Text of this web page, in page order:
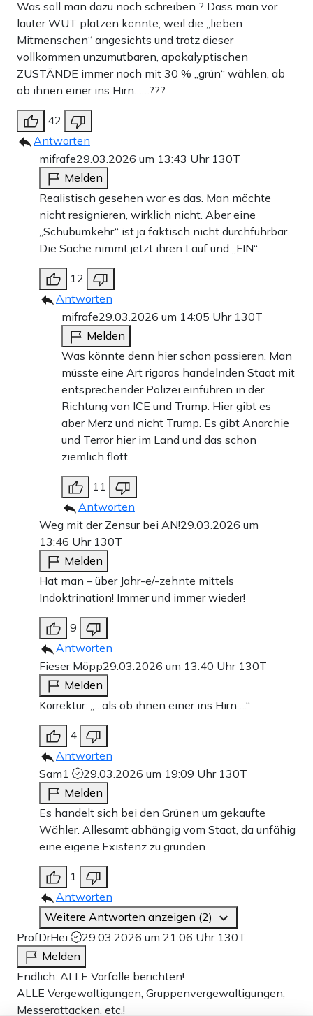
Was soll man dazu noch schreiben ? Dass man vor
lauter WUT platzen könnte, weil die „lieben
Mitmenschen“ angesichts und trotz dieser
vollkommen unzumutbaren, apokalyptischen
ZUSTÄNDE immer noch mit 30 % „grün“ wählen, ab
ob ihnen einer ins Hirn……???
42
Antworten
mifrafe29.03.2026 um 13:43 Uhr 130T
Melden
Realistisch gesehen war es das. Man möchte
nicht resignieren, wirklich nicht. Aber eine
„Schubumkehr“ ist ja faktisch nicht durchführbar.
Die Sache nimmt jetzt ihren Lauf und „FIN“.
12
Antworten
mifrafe29.03.2026 um 14:05 Uhr 130T
Melden
Was könnte denn hier schon passieren. Man
müsste eine Art rigoros handelnden Staat mit
entsprechender Polizei einführen in der
Richtung von ICE und Trump. Hier gibt es
aber Merz und nicht Trump. Es gibt Anarchie
und Terror hier im Land und das schon
ziemlich flott.
11
Antworten
Weg mit der Zensur bei AN!29.03.2026 um
13:46 Uhr 130T
Melden
Hat man – über Jahr-e/-zehnte mittels
Indoktrination! Immer und immer wieder!
9
Antworten
Fieser Möpp29.03.2026 um 13:40 Uhr 130T
Melden
Korrektur: „…als ob ihnen einer ins Hirn….“
4
Antworten
Sam1
29.03.2026 um 19:09 Uhr 130T
Melden
Es handelt sich bei den Grünen um gekaufte
Wähler. Allesamt abhängig vom Staat, da unfähig
eine eigene Existenz zu gründen.
1
Antworten
Weitere Antworten anzeigen (2)
ProfDrHei
29.03.2026 um 21:06 Uhr 130T
Melden
Endlich: ALLE Vorfälle berichten!
ALLE Vergewaltigungen, Gruppenvergewaltigungen,
Messerattacken, etc.!